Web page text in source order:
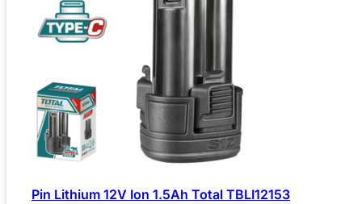
Pin Lithium 12V Ion 1.5Ah Total TBLI12153